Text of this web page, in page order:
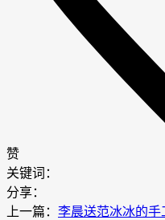
赞
关键词：
分享：
上一篇： 李晨送范冰冰的